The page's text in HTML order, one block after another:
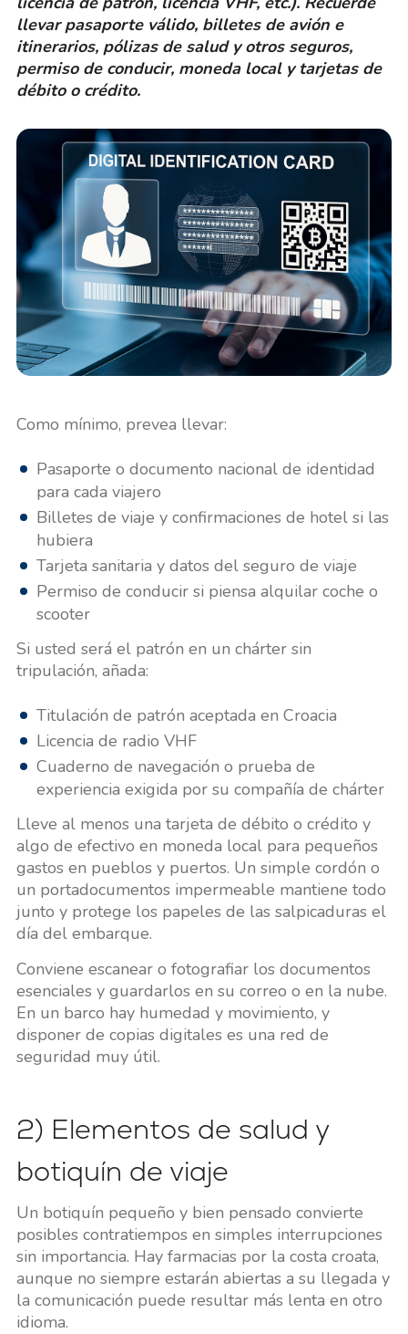
llevar pasaporte válido, billetes de avión e
itinerarios, pólizas de salud y otros seguros,
permiso de conducir, moneda local y tarjetas de
débito o crédito.
Como mínimo, prevea llevar:
Pasaporte o documento nacional de identidad
para cada viajero
Billetes de viaje y confirmaciones de hotel si las
hubiera
Tarjeta sanitaria y datos del seguro de viaje
Permiso de conducir si piensa alquilar coche o
scooter
Si usted será el patrón en un chárter sin
tripulación, añada:
Titulación de patrón aceptada en Croacia
Licencia de radio VHF
Cuaderno de navegación o prueba de
experiencia exigida por su compañía de chárter
Lleve al menos una tarjeta de débito o crédito y
algo de efectivo en moneda local para pequeños
gastos en pueblos y puertos. Un simple cordón o
un portadocumentos impermeable mantiene todo
junto y protege los papeles de las salpicaduras el
día del embarque.
Conviene escanear o fotografiar los documentos
esenciales y guardarlos en su correo o en la nube.
En un barco hay humedad y movimiento, y
disponer de copias digitales es una red de
seguridad muy útil.
2) Elementos de salud y
botiquín de viaje
Un botiquín pequeño y bien pensado convierte
posibles contratiempos en simples interrupciones
sin importancia. Hay farmacias por la costa croata,
aunque no siempre estarán abiertas a su llegada y
la comunicación puede resultar más lenta en otro
idioma.